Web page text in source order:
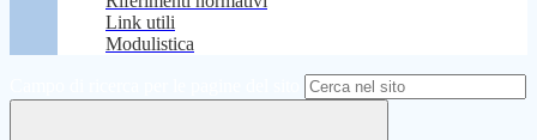
Link utili
Modulistica